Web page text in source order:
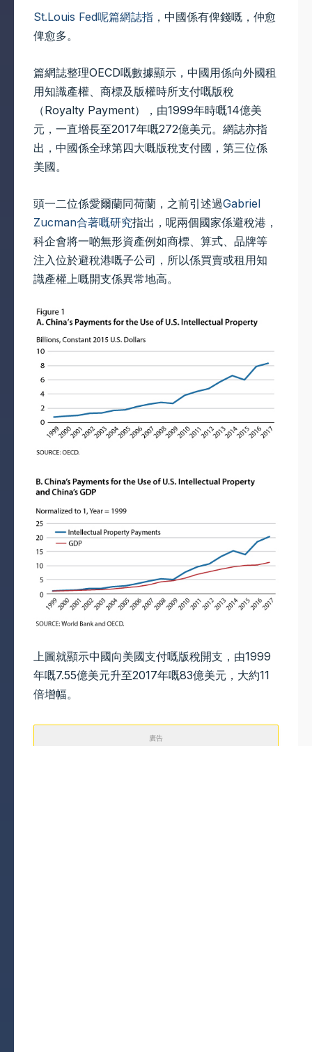
St.Louis Fed呢篇網誌指 ，中國係有俾錢嘅，仲愈
俾愈多。
篇網誌整理OECD嘅數據顯示，中國用係向外國租
用知識產權、商標及版權時所支付嘅版稅
（Royalty Payment），由1999年時嘅14億美
元，一直增長至2017年嘅272億美元。網誌亦指
出，中國係全球第四大嘅版稅支付國，第三位係
美國。
頭一二位係愛爾蘭同荷蘭，之前引述過Gabriel
Zucman合著嘅研究指出，呢兩個國家係避稅港，
科企會將一啲無形資產例如商標、算式、品牌等
注入位於避稅港嘅子公司，所以係買賣或租用知
識產權上嘅開支係異常地高。
上圖就顯示中國向美國支付嘅版稅開支，由1999
年嘅7.55億美元升至2017年嘅83億美元，大約11
倍增幅。
廣告